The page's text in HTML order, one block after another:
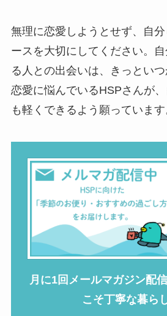
無理に恋愛しようとせず、自
ースを大切にしてください。
る人との出会いは、きっといつ
恋愛に悩んでいるHSPさんが
も軽くできるよう願っています
月に1回メールマガジン配
こそ丁寧な暮ら